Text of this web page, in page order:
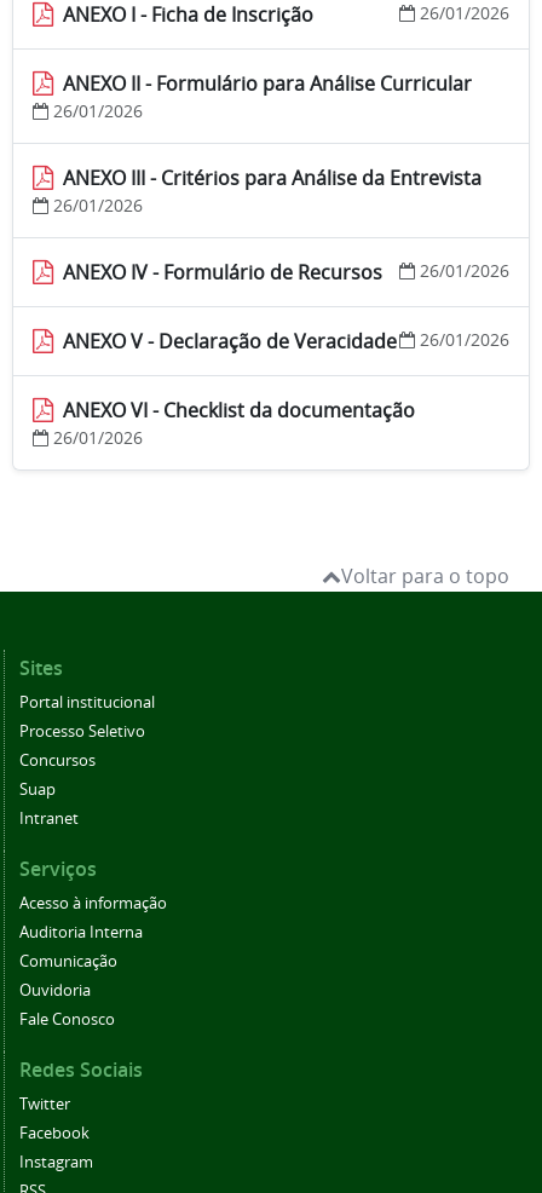
ANEXO I - Ficha de Inscrição 26/01/2026
ANEXO II - Formulário para Análise Curricular
26/01/2026
ANEXO III - Critérios para Análise da Entrevista
26/01/2026
ANEXO IV - Formulário de Recursos 26/01/2026
ANEXO V - Declaração de Veracidade 26/01/2026
ANEXO VI - Checklist da documentação
26/01/2026
Voltar para o topo
Sites
Portal institucional
Processo Seletivo
Concursos
Suap
Intranet
Serviços
Acesso à informação
Auditoria Interna
Comunicação
Ouvidoria
Fale Conosco
Redes Sociais
Twitter
Facebook
Instagram